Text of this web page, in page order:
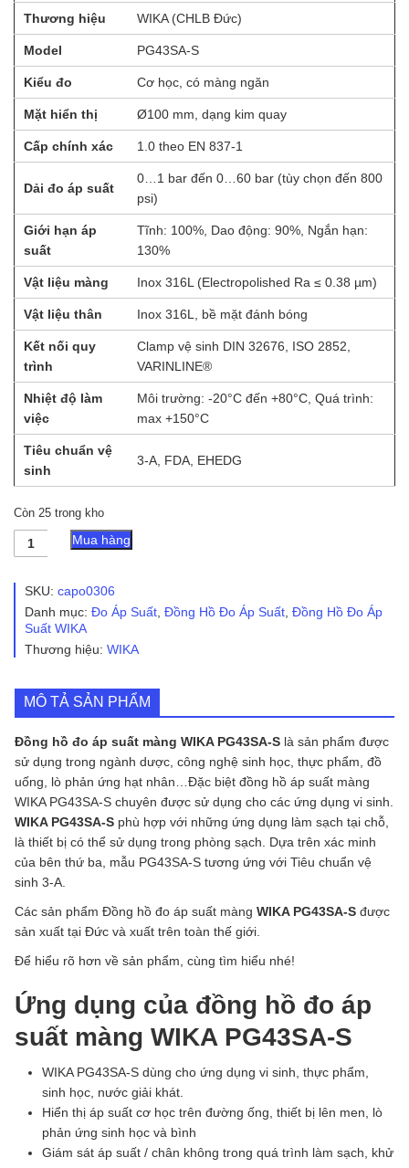
Thương hiệu WIKA (CHLB Đức)
Model PG43SA-S
Kiểu đo Cơ học, có màng ngăn
Mặt hiển thị Ø100 mm, dạng kim quay
Cấp chính xác 1.0 theo EN 837-1
Dải đo áp suất
0…1 bar đến 0…60 bar (tùy chọn đến 800
psi)
Giới hạn áp
suất
Tĩnh: 100%, Dao động: 90%, Ngắn hạn:
130%
Vật liệu màng Inox 316L (Electropolished Ra ≤ 0.38 µm)
Vật liệu thân Inox 316L, bề mặt đánh bóng
Kết nối quy
trình
Clamp vệ sinh DIN 32676, ISO 2852,
VARINLINE®
Nhiệt độ làm
việc
Môi trường: -20°C đến +80°C, Quá trình:
max +150°C
Tiêu chuẩn vệ
sinh
3-A, FDA, EHEDG
Còn 25 trong kho
Đồng
Hồ
Áp
Màng
WIKA
PG43SA-
lượng
Mua hàng
SKU: capo0306
Danh mục: Đo Áp Suất, Đồng Hồ Đo Áp Suất, Đồng Hồ Đo Áp
Suất WIKA
Thương hiệu: WIKA
MÔ TẢ SẢN PHẨM
Đồng hồ đo áp suất màng WIKA PG43SA-S là sản phẩm được
sử dụng trong ngành dược, công nghệ sinh học, thực phẩm, đồ
uống, lò phản ứng hạt nhân…Đặc biệt đồng hồ áp suất màng
WIKA PG43SA-S chuyên được sử dụng cho các ứng dụng vi sinh.
WIKA PG43SA-S phù hợp với những ứng dụng làm sạch tại chỗ,
là thiết bị có thể sử dụng trong phòng sạch. Dựa trên xác minh
của bên thứ ba, mẫu PG43SA-S tương ứng với Tiêu chuẩn vệ
sinh 3-A.
Các sản phẩm Đồng hồ đo áp suất màng WIKA PG43SA-S được
sản xuất tại Đức và xuất trên toàn thế giới.
Để hiểu rõ hơn về sản phẩm, cùng tìm hiểu nhé!
Ứng dụng của đồng hồ đo áp
suất màng WIKA PG43SA-S
WIKA PG43SA-S dùng cho ứng dụng vi sinh, thực phẩm,
sinh học, nước giải khát.
Hiển thị áp suất cơ học trên đường ống, thiết bị lên men, lò
phản ứng sinh học và bình
Giám sát áp suất / chân không trong quá trình làm sạch, khử